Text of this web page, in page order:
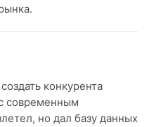
конкурента
современным
но дал базу данных